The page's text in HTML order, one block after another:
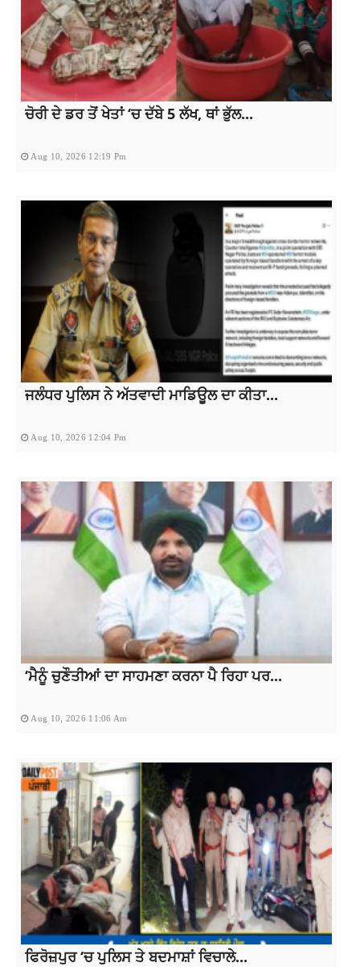
ਚੋਰੀ ਦੇ ਡਰ ਤੋਂ ਖੇਤਾਂ ‘ਚ ਦੱਬੇ 5 ਲੱਖ, ਥਾਂ ਭੁੱਲ...
Aug 10, 2026 12:19 Pm
ਜਲੰਧਰ ਪੁਲਿਸ ਨੇ ਅੱਤਵਾਦੀ ਮਾਡਿਊਲ ਦਾ ਕੀਤਾ...
Aug 10, 2026 12:04 Pm
‘ਮੈਨੂੰ ਚੁਣੌਤੀਆਂ ਦਾ ਸਾਹਮਣਾ ਕਰਨਾ ਪੈ ਰਿਹਾ ਪਰ...
Aug 10, 2026 11:06 Am
ਫਿਰੋਜ਼ਪੁਰ ‘ਚ ਪੁਲਿਸ ਤੇ ਬਦਮਾਸ਼ਾਂ ਵਿਚਾਲੇ...